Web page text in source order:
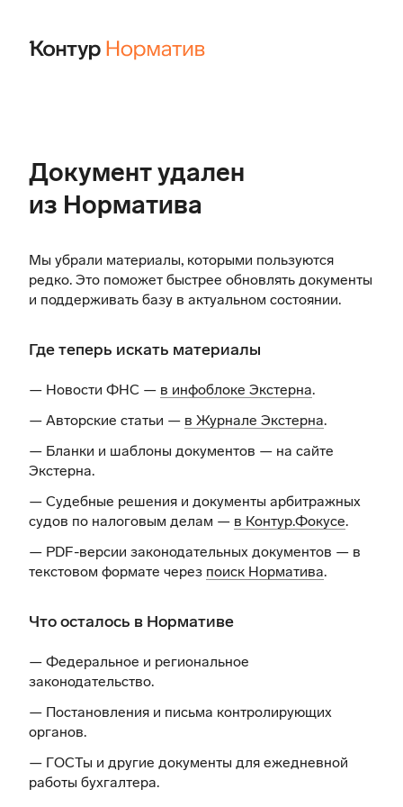
Документ удален
из Норматива
Мы убрали материалы, которыми пользуются
редко. Это поможет быстрее обновлять документы
и поддерживать базу в актуальном состоянии.
Где теперь искать материалы
— Новости ФНС — в инфоблоке Экстерна.
— Авторские статьи — в Журнале Экстерна.
— Бланки и шаблоны документов — на сайте
Экстерна.
— Судебные решения и документы арбитражных
судов по налоговым делам — в Контур.Фокусе.
— PDF-версии законодательных документов — в
текстовом формате через поиск Норматива.
Что осталось в Нормативе
— Федеральное и региональное
законодательство.
— Постановления и письма контролирующих
органов.
— ГОСТы и другие документы для ежедневной
работы бухгалтера.